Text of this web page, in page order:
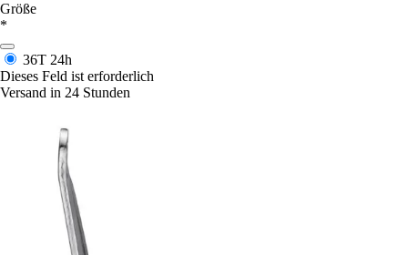
Größe
*
36T 24h
Dieses Feld ist erforderlich
Versand in 24 Stunden